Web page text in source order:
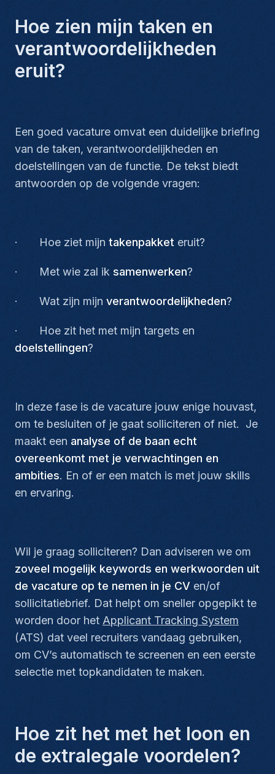
Hoe zien mijn taken en
verantwoordelijkheden
eruit?
Een goed vacature omvat een duidelijke briefing
van de taken, verantwoordelijkheden en
doelstellingen van de functie. De tekst biedt
antwoorden op de volgende vragen:
· Hoe ziet mijn takenpakket eruit?
· Met wie zal ik samenwerken?
· Wat zijn mijn verantwoordelijkheden?
· Hoe zit het met mijn targets en
doelstellingen?
In deze fase is de vacature jouw enige houvast,
om te besluiten of je gaat solliciteren of niet. Je
maakt een analyse of de baan echt
overeenkomt met je verwachtingen en
ambities. En of er een match is met jouw skills
en ervaring.
Wil je graag solliciteren? Dan adviseren we om
zoveel mogelijk keywords en werkwoorden uit
de vacature op te nemen in je CV en/of
sollicitatiebrief. Dat helpt om sneller opgepikt te
worden door het Applicant Tracking System
(ATS) dat veel recruiters vandaag gebruiken,
om CV’s automatisch te screenen en een eerste
selectie met topkandidaten te maken.
Hoe zit het met het loon en
de extralegale voordelen?